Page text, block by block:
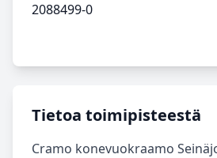
2088499-0
Tietoa toimipisteestä
Cramo konevuokraamo